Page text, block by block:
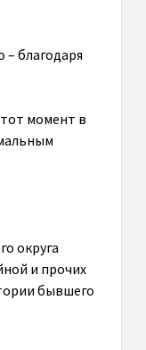
– благодаря
момент в
округа
и прочих
бывшего